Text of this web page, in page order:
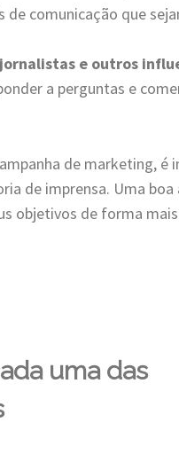
de comunicação que
e outros
a perguntas e
de marketing, é
de imprensa. Uma boa
objetivos de forma
uma das